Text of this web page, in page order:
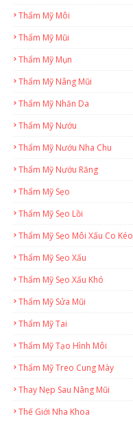
Thẩm Mỹ Môi
Thẩm Mỹ Mũi
Thẩm Mỹ Mụn
Thẩm Mỹ Nâng Mũi
Thẩm Mỹ Nhăn Da
Thẩm Mỹ Nướu
Thẩm Mỹ Nướu Nha Chu
Thẩm Mỹ Nướu Răng
Thẩm Mỹ Sẹo
Thẩm Mỹ Sẹo Lồi
Thẩm Mỹ Sẹo Môi Xấu Co Kéo
Thẩm Mỹ Sẹo Xấu
Thẩm Mỹ Sẹo Xấu Khó
Thẩm Mỹ Sửa Mũi
Thẩm Mỹ Tai
Thẩm Mỹ Tạo Hình Môi
Thẩm Mỹ Treo Cung Mày
Thay Nẹp Sau Nâng Mũi
Thế Giới Nha Khoa